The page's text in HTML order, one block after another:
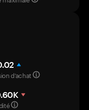
d’achat